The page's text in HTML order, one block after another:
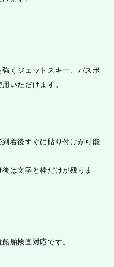
くジェットスキー、バスボ
いただけます。
着後すぐに貼り付けが可能
は文字と枠だけが残りま
舶検査対応です。